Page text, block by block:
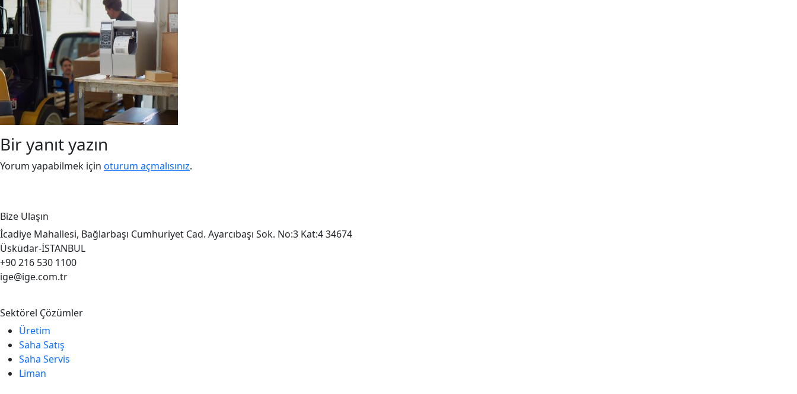
Bir yanıt yazın
Yorum yapabilmek için oturum açmalısınız.
Bize Ulaşın
İcadiye Mahallesi, Bağlarbaşı Cumhuriyet Cad. Ayarcıbaşı Sok. No:3 Kat:4 34674
Üsküdar-İSTANBUL
+90 216 530 1100
ige@ige.com.tr
Sektörel Çözümler
Üretim
Saha Satış
Saha Servis
Liman